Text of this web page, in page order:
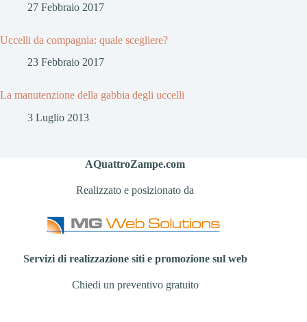
27 Febbraio 2017
Uccelli da compagnia: quale scegliere?
23 Febbraio 2017
La manutenzione della gabbia degli uccelli
3 Luglio 2013
AQuattroZampe.com
Realizzato e posizionato da
Servizi di realizzazione siti e promozione sul web
Chiedi un preventivo gratuito